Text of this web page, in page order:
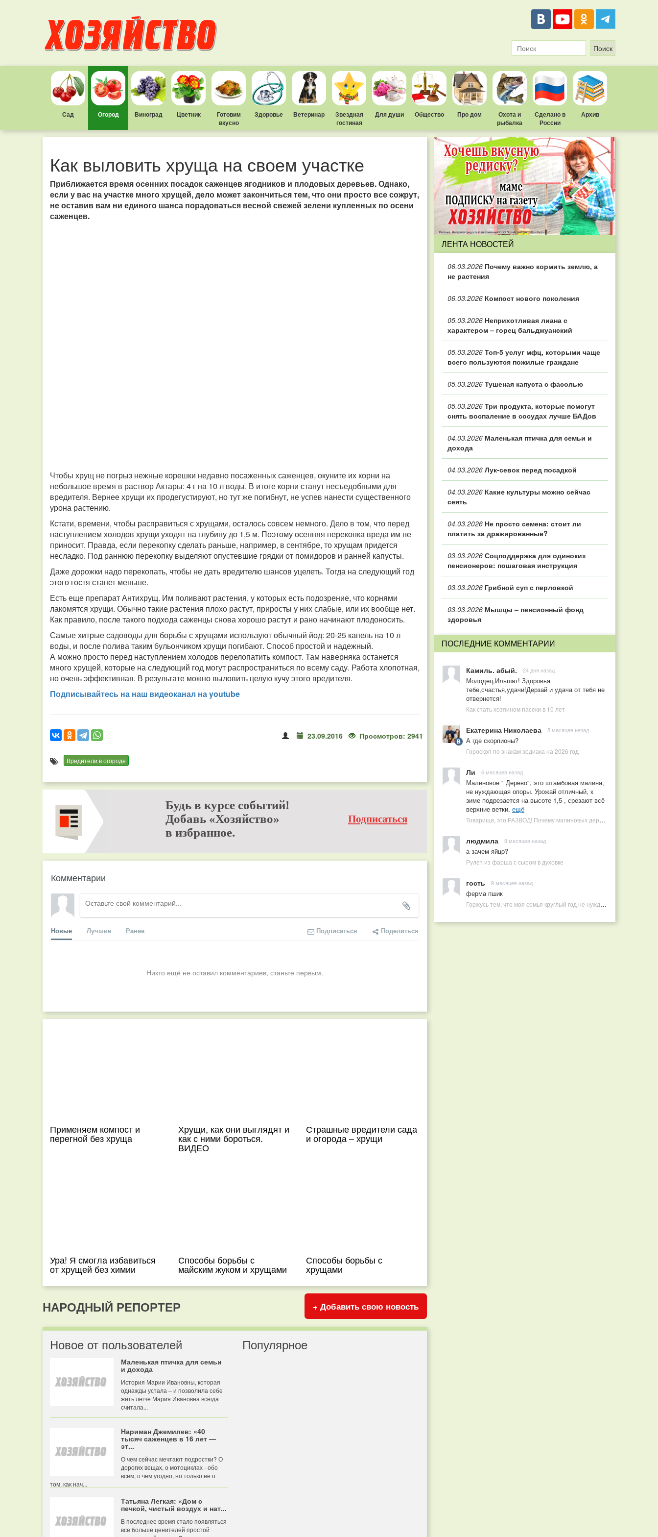
Сад Огород Виноград Цветник
Готовим
вкусно
Здоровье Ветеринар
Звездная
гостиная
Для души Общество Про дом
Охота и
рыбалка
Сделано в
России
Архив
Как выловить хруща на своем участке
Приближается время осенних посадок саженцев ягодников и плодовых деревьев. Однако,
если у вас на участке много хрущей, дело может закончиться тем, что они просто все сожрут,
не оставив вам ни единого шанса порадоваться весной свежей зелени купленных по осени
саженцев.
Чтобы хрущ не погрыз нежные корешки недавно посаженных саженцев, окуните их корни на
небольшое время в раствор Актары: 4 г на 10 л воды. В итоге корни станут несъедобными для
вредителя. Вернее хрущи их продегустируют, но тут же погибнут, не успев нанести существенного
урона растению.
Кстати, времени, чтобы расправиться с хрущами, осталось совсем немного. Дело в том, что перед
наступлением холодов хрущи уходят на глубину до 1,5 м. Поэтому осенняя перекопка вреда им не
приносит. Правда, если перекопку сделать раньше, например, в сентябре, то хрущам придется
несладко. Под раннюю перекопку выделяют опустевшие грядки от помидоров и ранней капусты.
Даже дорожки надо перекопать, чтобы не дать вредителю шансов уцелеть. Тогда на следующий год
этого гостя станет меньше.
Есть еще препарат Антихрущ. Им поливают растения, у которых есть подозрение, что корнями
лакомятся хрущи. Обычно такие растения плохо растут, приросты у них слабые, или их вообще нет.
Как правило, после такого подхода саженцы снова хорошо растут и рано начинают плодоносить.
Самые хитрые садоводы для борьбы с хрущами используют обычный йод: 20-25 капель на 10 л
воды, и после полива таким бульончиком хрущи погибают. Способ простой и надежный.
А можно просто перед наступлением холодов перелопатить компост. Там наверняка останется
много хрущей, которые на следующий год могут распространиться по всему саду. Работа хлопотная,
но очень эффективная. В результате можно выловить целую кучу этого вредителя.
Подписывайтесь на наш видео­канал на youtube
23.09.2016 Просмотров: 2941
Вредители в огороде
Будь в курсе событий!
Добавь «Хозяйство»
в избранное.
Подписаться
Комментарии
Новые Лучшие Ранее Подписаться Поделиться
Никто ещё не оставил комментариев, станьте первым.
Применяем компост и
перегной без хруща
Хрущи, как они выглядят и
как с ними бороться.
ВИДЕО
Страшные вредители сада
и огорода – хрущи
Ура! Я смогла избавиться
от хрущей без химии
Способы борьбы с
майским жуком и хрущами
Способы борьбы с
хрущами
НАРОДНЫЙ РЕПОРТЕР + Добавить свою новость
Новое от пользователей
Маленькая птичка для семьи
и дохода
История Марии Ивановны, которая
однажды устала – и позволила себе
жить легче Мария Ивановна всегда
считала...
Нариман Джемилев: «40
тысяч саженцев в 16 лет —
эт...
О чем сейчас мечтают подростки? О
дорогих вещах, о мотоциклах - обо
всем, о чем угодно, но только не о
том, как нач...
Татьяна Легкая: «Дом с
печкой, чистый воздух и нат...
В последнее время стало появляться
все больше ценителей простой
Популярное
ЛЕНТА НОВОСТЕЙ
06.03.2026 Почему важно кормить землю, а
не растения
06.03.2026 Компост нового поколения
05.03.2026 Неприхотливая лиана с
характером – горец бальджуанский
05.03.2026 Топ‑5 услуг мфц, которыми чаще
всего пользуются пожилые граждане
05.03.2026 Тушеная капуста с фасолью
05.03.2026 Три продукта, которые помогут
снять воспаление в сосудах лучше БАДов
04.03.2026 Маленькая птичка для семьи и
дохода
04.03.2026 Лук-севок перед посадкой
04.03.2026 Какие культуры можно сейчас
сеять
04.03.2026 Не просто семена: стоит ли
платить за дражированные?
03.03.2026 Соцподдержка для одиноких
пенсионеров: пошаговая инструкция
03.03.2026 Грибной суп с перловкой
03.03.2026 Мышцы – пенсионный фонд
здоровья
ПОСЛЕДНИЕ КОММЕНТАРИИ
Камиль. абый. 24 дня назад
Молодец,Ильшат! Здоровья
тебе,счастья,удачи!Дерзай и удача от тебя не
отвернется!
Как стать хозяином пасеки в 10 лет
Екатерина Николаева 5 месяцев назад
А где скорпионы?
Гороскоп по знакам зодиака на 2026 год
Ли 6 месяцев назад
Малиновое " Дерево", это штамбовая малина,
не нуждающая опоры. Урожай отличный, к
зиме подрезается на высоте 1,5 , срезают всё
верхние ветки, ещё
Товарищи, это РАЗВОД! Почему малиновых деревьев не бывает, или Как ушлые продавцы наживаются на мечтах садоводов
людмила 8 месяцев назад
а зачем яйцо?
Рулет из фарша с сыром в духовке
гость 9 месяцев назад
ферма пшик
Горжусь тем, что моя семья круглый год не нуждается в покупных витаминах